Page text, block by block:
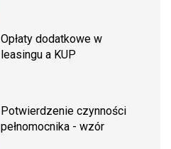
Opłaty dodatkowe w
leasingu a KUP
Potwierdzenie czynności
pełnomocnika - wzór